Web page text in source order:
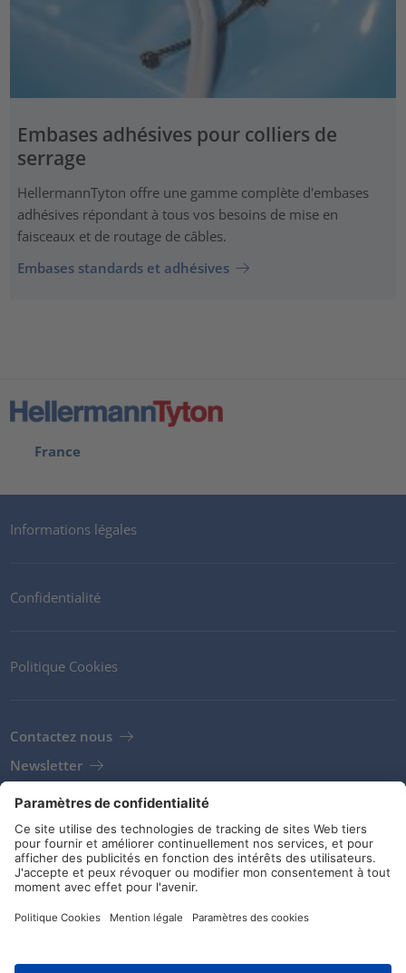
Embases adhésives pour colliers de
serrage
HellermannTyton offre une gamme complète d'embases
adhésives répondant à tous vos besoins de mise en
faisceaux et de routage de câbles.
Embases standards et adhésives
France
Informations légales
Confidentialité
Politique Cookies
Contactez nous
Newsletter
Clients
Fournisseurs
Conditions de stockage
Réseaux sociaux